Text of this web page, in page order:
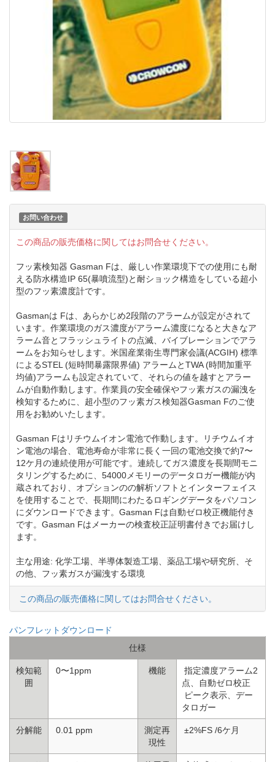
お問い合わせ
この商品の販売価格に関してはお問合せください。
フッ素検知器 Gasman Fは、厳しい作業環境下での使用にも耐
える防水構造IP 65(暴噴流型)と耐ショック構造をしている超小
型のフッ素濃度計です。
Gasmanは Fは、あらかじめ2段階のアラームが設定がされて
います。作業環境のガス濃度がアラーム濃度になると大きなア
ラーム音とフラッシュライトの点滅、バイブレーションでアラ
ームをお知らせします。米国産業衛生専門家会議(ACGIH) 標準
によるSTEL (短時間暴露限界値) アラームとTWA (時間加重平
均値)アラームも設定されていて、それらの値を越すとアラー
ムが自動作動します。作業員の安全確保やフッ素ガスの漏洩を
検知するために、超小型のフッ素ガス検知器Gasman Fのご使
用をお勧めいたします。
Gasman Fはリチウムイオン電池で作動します。リチウムイオ
ン電池の場合、電池寿命が非常に長く一回の電池交換で約7〜
12ケ月の連続使用が可能です。連続してガス濃度を長期間モニ
タリングするために、54000メモリーのデータロガー機能が内
蔵されており、オプションのの解析ソフトとインターフェイス
を使用することで、長期間にわたるロギングデータをパソコン
にダウンロードできます。Gasman Fは自動ゼロ校正機能付き
です。Gasman Fはメーカーの検査校正証明書付きでお届けし
ます。
主な用途: 化学工場、半導体製造工場、薬品工場や研究所、そ
の他、フッ素ガスが漏洩する環境
この商品の販売価格に関してはお問合せください。
パンフレットダウンロード
仕様
検知範
囲
0〜1ppm 機能
指定濃度アラーム2
点、自動ゼロ校正
ピーク表示、デー
タロガー
分解能 0.01 ppm
測定再
現性
±2%FS /6ケ月